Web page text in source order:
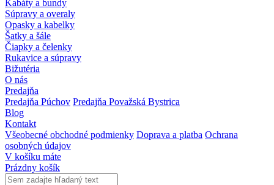
Kabáty a bundy
Súpravy a overaly
Opasky a kabelky
Šatky a šále
Čiapky a čelenky
Rukavice a súpravy
Bižutéria
O nás
Predajňa
Predajňa Púchov Predajňa Považská Bystrica
Blog
Kontakt
Všeobecné obchodné podmienky Doprava a platba Ochrana
osobných údajov
V košíku máte
Prázdny košík